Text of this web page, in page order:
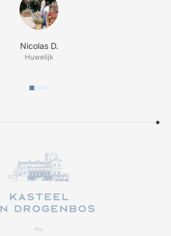
Nicolas D.
Huwelijk